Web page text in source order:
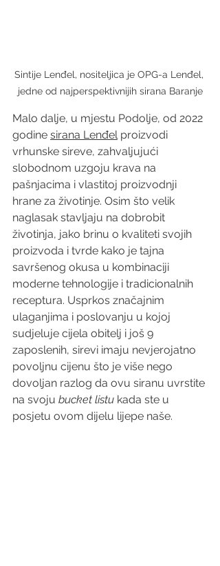
Sintije Lenđel, nositeljica je OPG-a Lenđel,
jedne od najperspektivnijih sirana Baranje
Malo dalje, u mjestu Podolje, od 2022
godine sirana Lenđel proizvodi
vrhunske sireve, zahvaljujući
slobodnom uzgoju krava na
pašnjacima i vlastitoj proizvodnji
hrane za životinje. Osim što velik
naglasak stavljaju na dobrobit
životinja, jako brinu o kvaliteti svojih
proizvoda i tvrde kako je tajna
savršenog okusa u kombinaciji
moderne tehnologije i tradicionalnih
receptura. Usprkos značajnim
ulaganjima i poslovanju u kojoj
sudjeluje cijela obitelj i još 9
zaposlenih, sirevi imaju nevjerojatno
povoljnu cijenu što je više nego
dovoljan razlog da ovu siranu uvrstite
na svoju bucket listu kada ste u
posjetu ovom dijelu lijepe naše.